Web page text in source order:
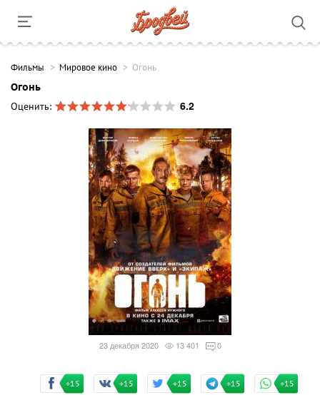
Фильмы Мировое кино Огонь
Огонь
Оценить:
6.2
23 декабря 2020 13 401 0
+15 +15 +15 +15 +15